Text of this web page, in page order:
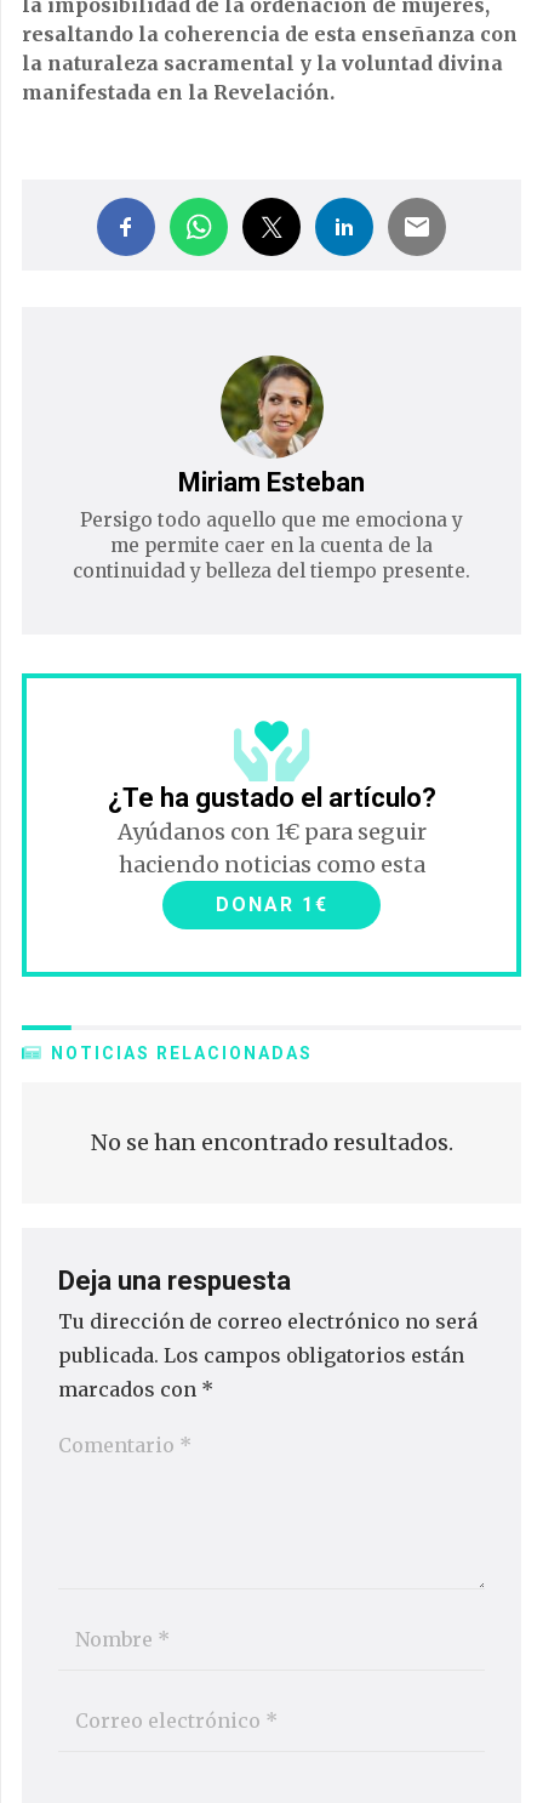
resaltando la coherencia de esta enseñanza con
la naturaleza sacramental y la voluntad divina
manifestada en la Revelación.
Miriam Esteban
Persigo todo aquello que me emociona y
me permite caer en la cuenta de la
continuidad y belleza del tiempo presente.
¿Te ha gustado el artículo?
Ayúdanos con 1€ para seguir
haciendo noticias como esta
DONAR 1€
NOTICIAS RELACIONADAS
No se han encontrado resultados.
Deja una respuesta
Tu dirección de correo electrónico no será
publicada. Los campos obligatorios están
marcados con *